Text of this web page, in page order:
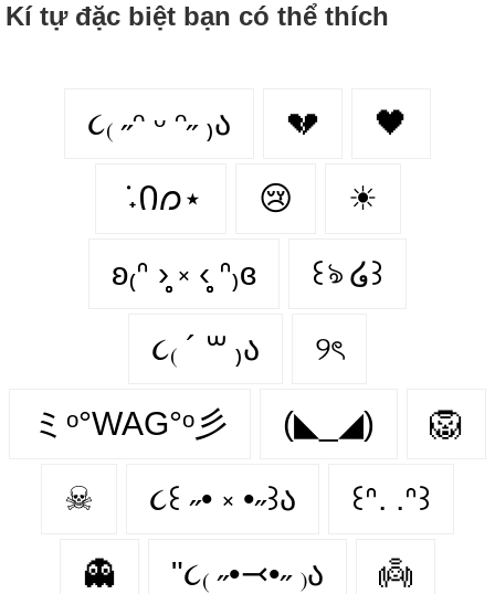
Kí tự đặc biệt bạn có thể thích
૮₍ ˶ᵔ ᵕ ᵔ˶ ₎ა 💔 🖤
݁ ˖Ი𐑼⋆ 😢 ☀
ʚ₍ᐢ ›̥̥̥ ༝ ‹̥̥̥ ᐢ₎ɞ ꒰ঌ ໒꒱
૮₍ ´ ꒳ ₎ა ୨ৎ
ミᵒ°WAG°ᵒ彡 (◣_◢) 🦁
☠ ૮꒰ ˶• ༝ •˶꒱ა ꒰ᐢ. .ᐢ꒱
👻 "૮₍ ˶•⤙•˶ ₎ა 👼